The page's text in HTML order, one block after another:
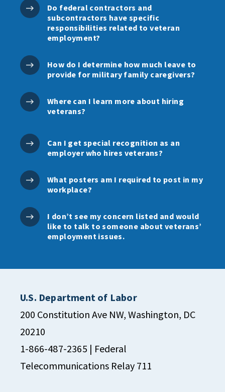
Do federal contractors and
subcontractors have specific
responsibilities related to veteran
employment?
How do I determine how much leave to
provide for military family caregivers?
Where can I learn more about hiring
veterans?
Can I get special recognition as an
employer who hires veterans?
What posters am I required to post in my
workplace?
I don’t see my concern listed and would
like to talk to someone about veterans’
employment issues.
U.S. Department of Labor
200 Constitution Ave NW, Washington, DC
20210
1-866-487-2365 | Federal
Telecommunications Relay 711